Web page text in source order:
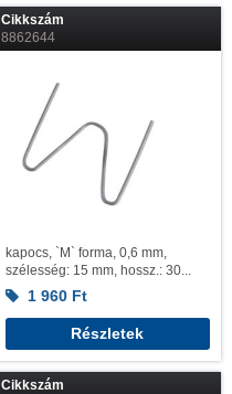
Cikkszám
8862644
kapocs, `M` forma, 0,6 mm,
szélesség: 15 mm, hossz.: 30...
1 960 Ft
Részletek
Cikkszám